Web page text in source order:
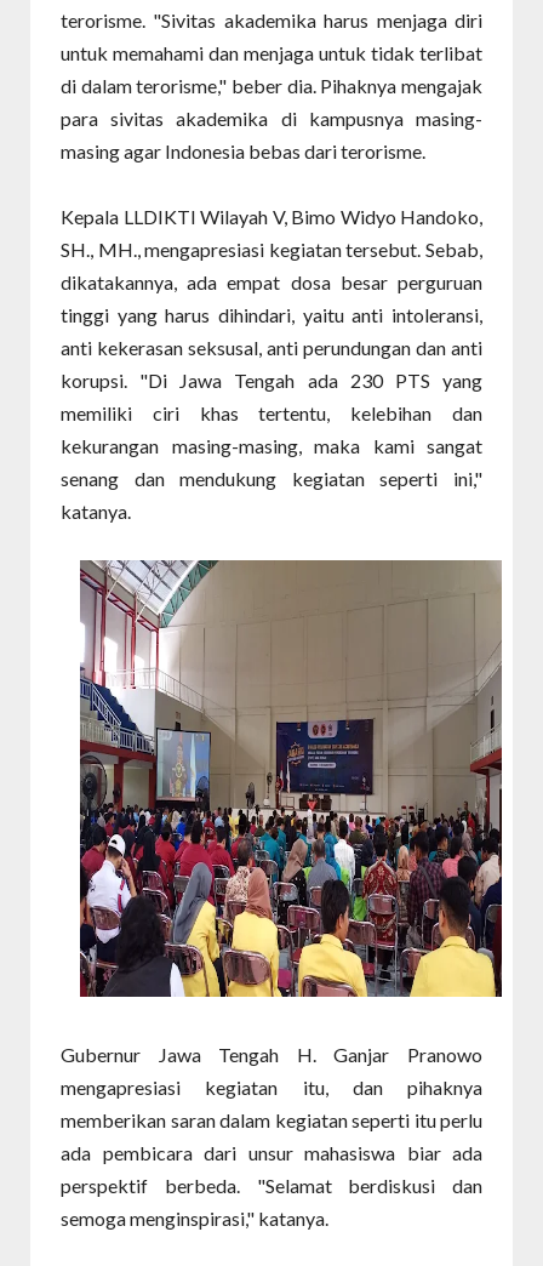
terorisme. "Sivitas akademika harus menjaga diri
untuk memahami dan menjaga untuk tidak terlibat
di dalam terorisme," beber dia. Pihaknya mengajak
para sivitas akademika di kampusnya masing-
masing agar Indonesia bebas dari terorisme.
Kepala LLDIKTI Wilayah V, Bimo Widyo Handoko,
SH., MH., mengapresiasi kegiatan tersebut. Sebab,
dikatakannya, ada empat dosa besar perguruan
tinggi yang harus dihindari, yaitu anti intoleransi,
anti kekerasan seksusal, anti perundungan dan anti
korupsi. "Di Jawa Tengah ada 230 PTS yang
memiliki ciri khas tertentu, kelebihan dan
kekurangan masing-masing, maka kami sangat
senang dan mendukung kegiatan seperti ini,"
katanya.
Gubernur Jawa Tengah H. Ganjar Pranowo
mengapresiasi kegiatan itu, dan pihaknya
memberikan saran dalam kegiatan seperti itu perlu
ada pembicara dari unsur mahasiswa biar ada
perspektif berbeda. "Selamat berdiskusi dan
semoga menginspirasi," katanya.